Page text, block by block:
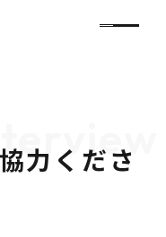
力くださ